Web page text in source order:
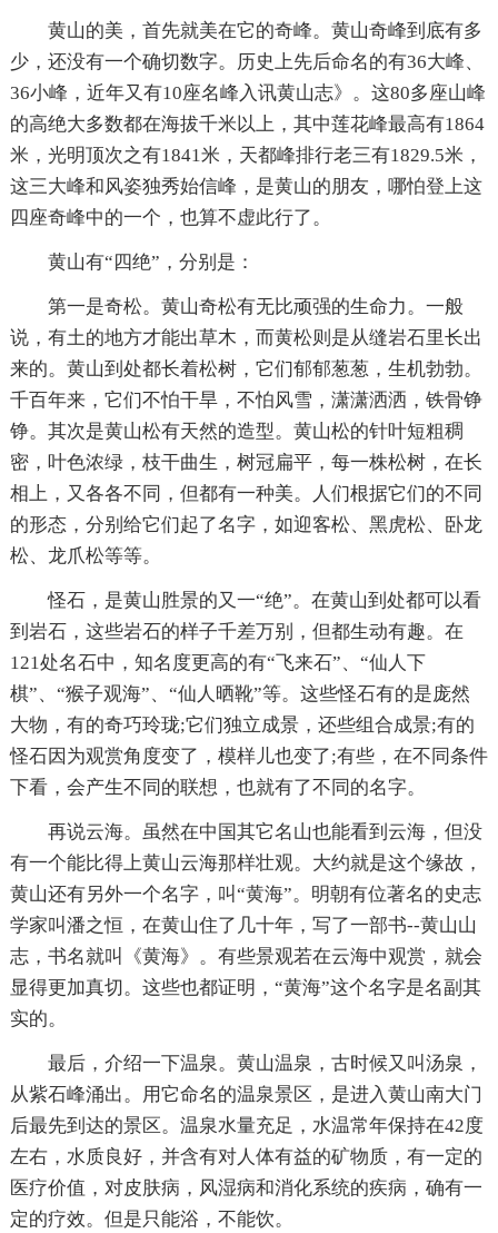
黄山的美，首先就美在它的奇峰。黄山奇峰到底有多
少，还没有一个确切数字。历史上先后命名的有36大峰、
36小峰，近年又有10座名峰入讯黄山志》。这80多座山峰
的高绝大多数都在海拔千米以上，其中莲花峰最高有1864
米，光明顶次之有1841米，天都峰排行老三有1829.5米，
这三大峰和风姿独秀始信峰，是黄山的朋友，哪怕登上这
四座奇峰中的一个，也算不虚此行了。
黄山有“四绝”，分别是：
第一是奇松。黄山奇松有无比顽强的生命力。一般
说，有土的地方才能出草木，而黄松则是从缝岩石里长出
来的。黄山到处都长着松树，它们郁郁葱葱，生机勃勃。
千百年来，它们不怕干旱，不怕风雪，潇潇洒洒，铁骨铮
铮。其次是黄山松有天然的造型。黄山松的针叶短粗稠
密，叶色浓绿，枝干曲生，树冠扁平，每一株松树，在长
相上，又各各不同，但都有一种美。人们根据它们的不同
的形态，分别给它们起了名字，如迎客松、黑虎松、卧龙
松、龙爪松等等。
怪石，是黄山胜景的又一“绝”。在黄山到处都可以看
到岩石，这些岩石的样子千差万别，但都生动有趣。在
121处名石中，知名度更高的有“飞来石”、“仙人下
棋”、“猴子观海”、“仙人晒靴”等。这些怪石有的是庞然
大物，有的奇巧玲珑;它们独立成景，还些组合成景;有的
怪石因为观赏角度变了，模样儿也变了;有些，在不同条件
下看，会产生不同的联想，也就有了不同的名字。
再说云海。虽然在中国其它名山也能看到云海，但没
有一个能比得上黄山云海那样壮观。大约就是这个缘故，
黄山还有另外一个名字，叫“黄海”。明朝有位著名的史志
学家叫潘之恒，在黄山住了几十年，写了一部书--黄山山
志，书名就叫《黄海》。有些景观若在云海中观赏，就会
显得更加真切。这些也都证明，“黄海”这个名字是名副其
实的。
最后，介绍一下温泉。黄山温泉，古时候又叫汤泉，
从紫石峰涌出。用它命名的温泉景区，是进入黄山南大门
后最先到达的景区。温泉水量充足，水温常年保持在42度
左右，水质良好，并含有对人体有益的矿物质，有一定的
医疗价值，对皮肤病，风湿病和消化系统的疾病，确有一
定的疗效。但是只能浴，不能饮。